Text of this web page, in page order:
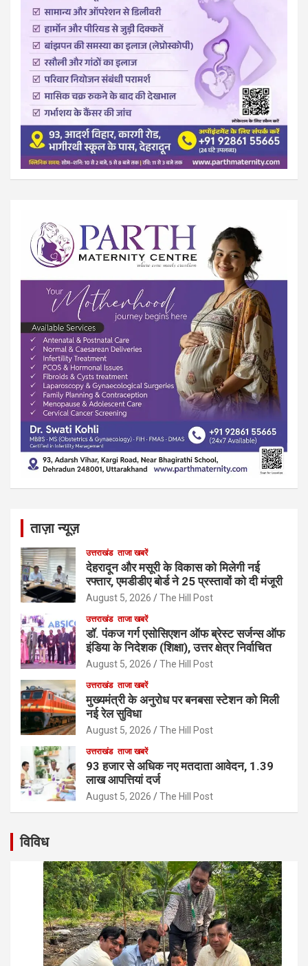
ताज़ा न्यूज़
उत्तराखंड ताजा खबरें
देहरादून और मसूरी के विकास को मिलेगी नई
रफ्तार, एमडीडीए बोर्ड ने 25 प्रस्तावों को दी मंजूरी
August 5, 2026 The Hill Post
उत्तराखंड ताजा खबरें
डॉ. पंकज गर्ग एसोसिएशन ऑफ ब्रेस्ट सर्जन्स ऑफ
इंडिया के निदेशक (शिक्षा), उत्तर क्षेत्र निर्वाचित
August 5, 2026 The Hill Post
उत्तराखंड ताजा खबरें
मुख्यमंत्री के अनुरोध पर बनबसा स्टेशन को मिली
नई रेल सुविधा
August 5, 2026 The Hill Post
उत्तराखंड ताजा खबरें
93 हजार से अधिक नए मतदाता आवेदन, 1.39
लाख आपत्तियां दर्ज
August 5, 2026 The Hill Post
विविध